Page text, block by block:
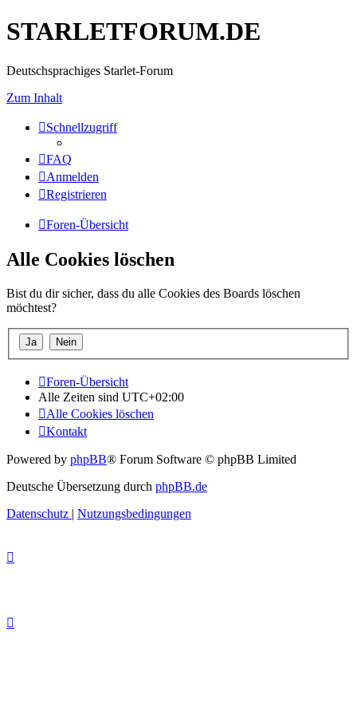
STARLETFORUM.DE
Deutschsprachiges Starlet-Forum
Zum Inhalt
Schnellzugriff
FAQ
Anmelden
Registrieren
Foren-Übersicht
Alle Cookies löschen
Bist du dir sicher, dass du alle Cookies des Boards löschen
möchtest?
Foren-Übersicht
Alle Zeiten sind UTC+02:00
Alle Cookies löschen
Kontakt
Powered by phpBB® Forum Software © phpBB Limited
Deutsche Übersetzung durch phpBB.de
Datenschutz | Nutzungsbedingungen